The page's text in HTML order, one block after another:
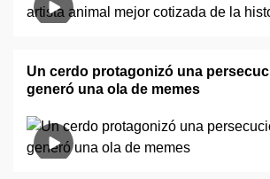
Un cerdo protagonizó una
generó una ola de memes